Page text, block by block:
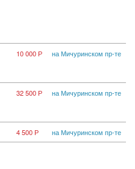
10 000 Р на Мичуринском пр-те
32 500 Р на Мичуринском пр-те
4 500 Р на Мичуринском пр-те